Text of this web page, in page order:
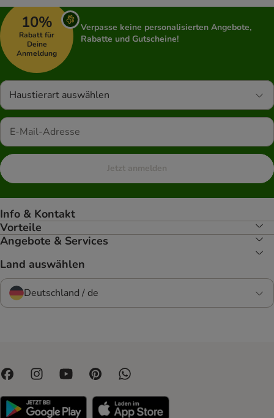
10%
Rabatt für
Deine
Anmeldung
Verpasse keine personalisierten Angebote,
Rabatte und Gutscheine!
Haustierart auswählen
Jetzt anmelden
Info & Kontakt
Vorteile
Angebote & Services
Land auswählen
Deutschland / de